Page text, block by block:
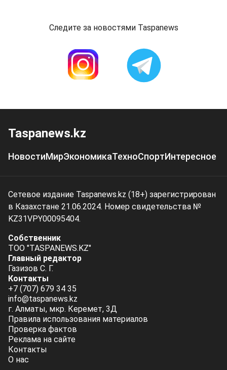
Следите за новостями Taspanews
Taspanews.kz
НовостиМирЭкономикаТехноСпортИнтересное
Сетевое издание Taspanews.kz (18+) зарегистрирован
в Казахстане 21.06.2024. Номер свидетельства №
KZ31VPY00095404.
Собственник
ТОО "TASPANEWS.KZ"
Главный редактор
Газизов С. Г.
Контакты
+7 (707) 679 34 35
info@taspanews.kz
г. Алматы, мкр. Керемет, 3Д
Правила использования материалов
Проверка фактов
Реклама на сайте
Контакты
О нас